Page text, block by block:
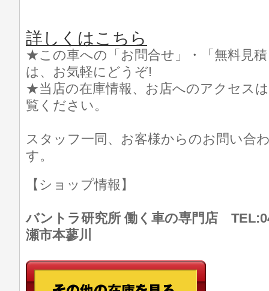
詳しくはこちら
★この車への「お問合せ」・「無料見
は、お気軽にどうぞ!
★当店の在庫情報、お店へのアクセス
覧ください。
スタッフ一同、お客様からのお問い合
す。
【ショップ情報】
バントラ研究所 働く車の専門店
瀬市本蓼川